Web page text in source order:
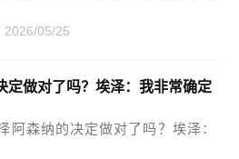
2026/05/25
定做对了吗？埃泽：我非常确定
阿森纳的决定做对了吗？埃泽：